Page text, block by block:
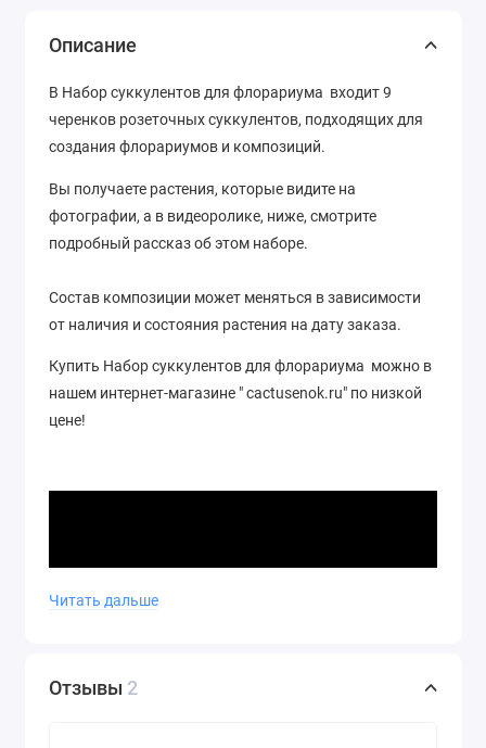
Описание
В Набор суккулентов для флорариума входит 9
черенков розеточных суккулентов, подходящих для
создания флорариумов и композиций.
Вы получаете растения, которые видите на
фотографии, а в видеоролике, ниже, смотрите
подробный рассказ об этом наборе.
Состав композиции может меняться в зависимости
от наличия и состояния растения на дату заказа.
Купить Набор суккулентов для флорариума можно в
нашем интернет-магазине " cactusenok.ru" по низкой
цене!
Читать дальше
Отзывы 2